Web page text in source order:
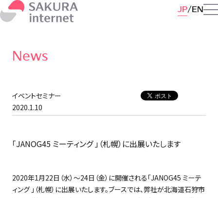
JP EN
News
イベントセミナー
2020.1.10
「JANOG45 ミーティング 」（札幌）に出展いたします
2020年1⽉22⽇（水）～24日（金）に開催される「JANOG45 ミーテ
ィング 」（札幌）に出展いたします。ブースでは、弊社が北海道石狩市